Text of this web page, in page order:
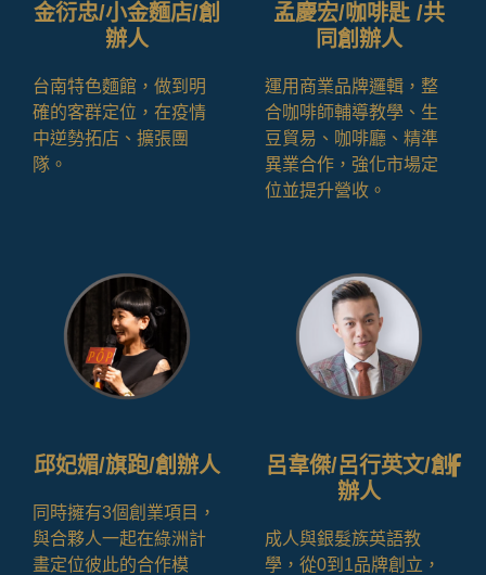
金衍忠/小金麵店/創
辦人
台南特色麵館，做到明
確的客群定位，在疫情
中逆勢拓店、擴張團
隊。
孟慶宏/咖啡匙 /共
同創辦人
運用商業品牌邏輯，整
合咖啡師輔導教學、生
豆貿易、咖啡廳、精準
異業合作，強化市場定
位並提升營收。
邱妃媚/旗跑/創辦人
同時擁有3個創業項目，
與合夥人一起在綠洲計
畫定位彼此的合作模
呂韋傑/呂行英文/創
辦人
成人與銀髮族英語教
學，從0到1品牌創立，